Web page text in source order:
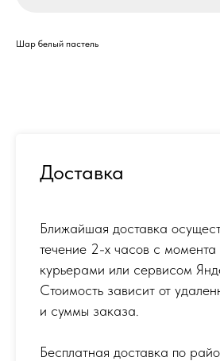
Шар белый пастель
Доставка
Ближайшая доставка
течение 2-х часов с
курьерами или сервисом
Стоимость зависит от
и суммы заказа.
Бесплатная доставка по